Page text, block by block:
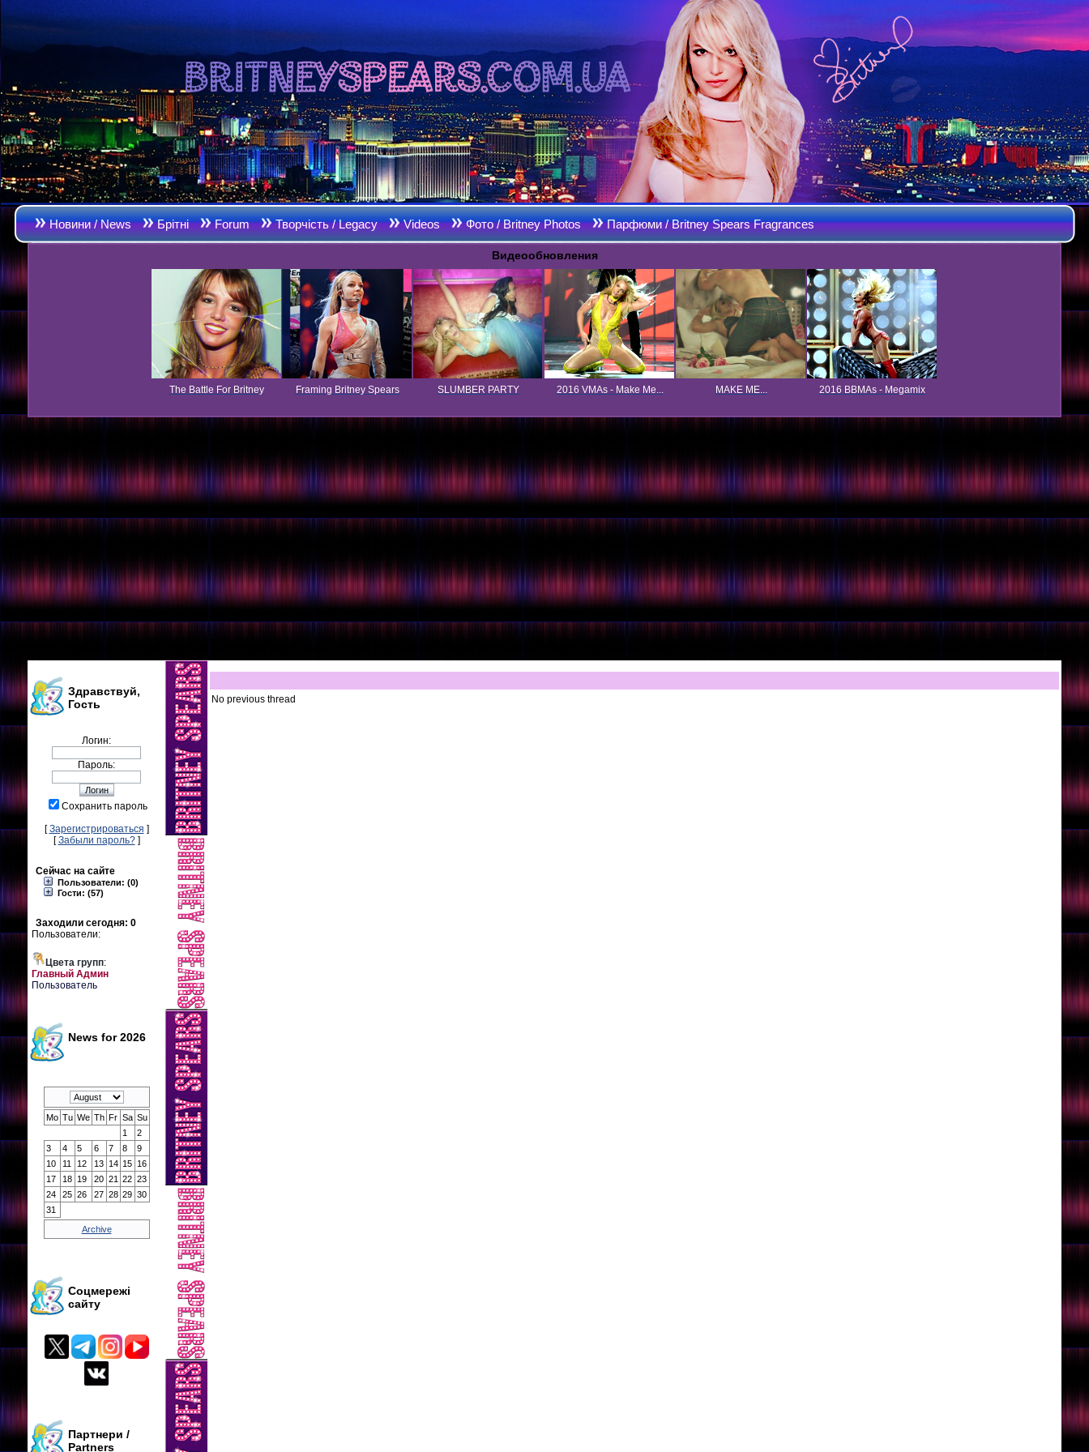
Новини / News Брітні Forum Творчість / Legacy Videos Фото / Britney Photos Парфюми / Britney Spears Fragrances
Видеообновления
The Battle For Britney Framing Britney Spears SLUMBER PARTY 2016 VMAs - Make Me... MAKE ME... 2016 BBMAs - Megamix
Здравствуй,
Гость
Логин:
Пароль:
Сохранить пароль
[Зарегистрироваться ]
[Забыли пароль?]
Сейчас на сайте
Пользователи: (0)
Гости: (57)
Заходили сегодня: 0
Пользователи:
Цвета групп:
Главный Админ
Пользователь
News for 2026
Mo Tu We Th Fr Sa Su
1
2
3
4 5 6 7 8
9
10
11 12 13 14 15
16
17
18 19 20 21 22 23
24
25 26 27 28 29 30
31
Archive
Соцмережі
сайту
Партнери /
Partners
No previous thread